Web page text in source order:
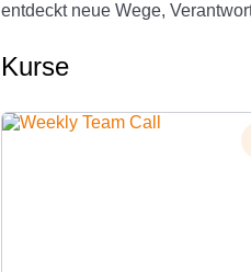
entdeckt neue Wege,
Kurse